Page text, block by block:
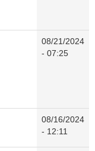
08/21/2024
- 07:25
08/16/2024
- 12:11